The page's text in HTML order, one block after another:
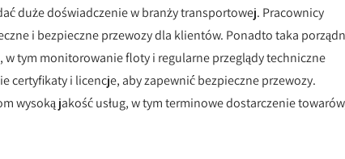
duże doświadczenie w branży transportowej. Pracownicy
i bezpieczne przewozy dla klientów. Ponadto taka
tym monitorowanie floty i regularne przeglądy techniczne
i licencje, aby zapewnić bezpieczne przewozy.
jakość usług, w tym terminowe dostarczenie